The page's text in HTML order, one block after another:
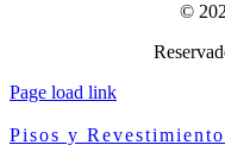
©
Page load link
Pisos y